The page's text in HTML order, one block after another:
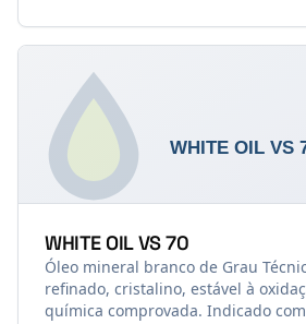
para formulações cosméticas,
WHITE OIL VS 70
Óleo mineral branco de Grau
refinado, cristalino, estável à
química comprovada. Indicado